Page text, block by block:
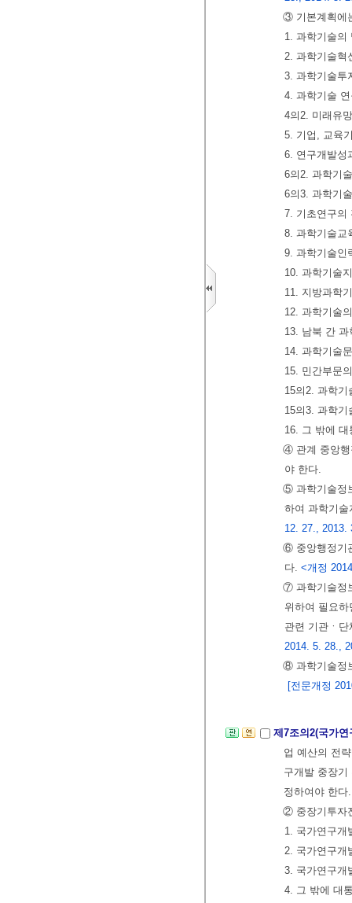
③ 기본계획에
1. 과학기술의
2. 과학기술혁
3. 과학기술투
4. 과학기술
4의2. 미래유
5. 기업, 교육
6. 연구개발성
6의2. 과학기
6의3. 과학기
7. 기초연구의
8. 과학기술교
9. 과학기술인
10. 과학기술
11. 지방과학
12. 과학기술
13. 남북 간
14. 과학기술
15. 민간부문
15의2. 과학
15의3. 과학
16. 그 밖에
④ 관계 중앙행
야 한다.
⑤ 과학기술정
하여 과학기
12. 27., 2013.
⑥ 중앙행정기
다. <개정
⑦ 과학기술정
위하여 필요
관련 기관ㆍ
2014. 5. 28.,
⑧ 과학기술정
[전문개정
제7조의2(국가
업 예산의 전
구개발 중장기
정하여야 한다.
② 중장기투자
1. 국가연구개
2. 국가연구개
3. 국가연구개
4. 그 밖에 대